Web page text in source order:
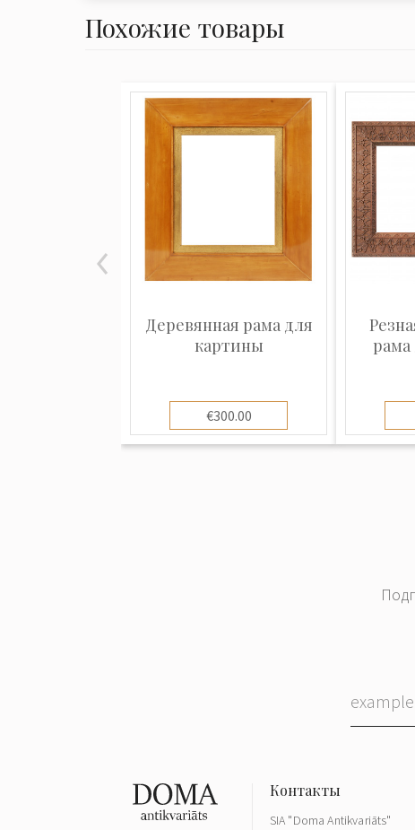
Похожие товары
Деревянная рама для
картины
€300.00
SIA "Doma Antikvariāts"